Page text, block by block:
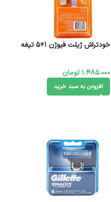
خودتراش ژیلت فیوژن 1+5 تیغه
1.485.000تومان
افزودن به سبد خرید